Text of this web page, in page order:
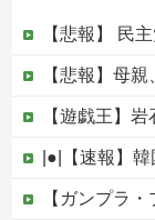
【悲報】 民主党政権期、トヨ
【悲報】母親
【遊戯王】
|●|【速報】韓国サッカー
【ガンプラ・プラモ